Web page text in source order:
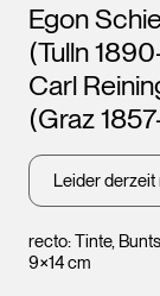
recto: Tinte,
9×14 cm
Künstler*innen
Egon
(Tulln
Carl
(Graz
Leider